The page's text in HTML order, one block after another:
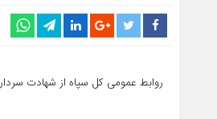
روابط عمومی کل سپاه از شهادت